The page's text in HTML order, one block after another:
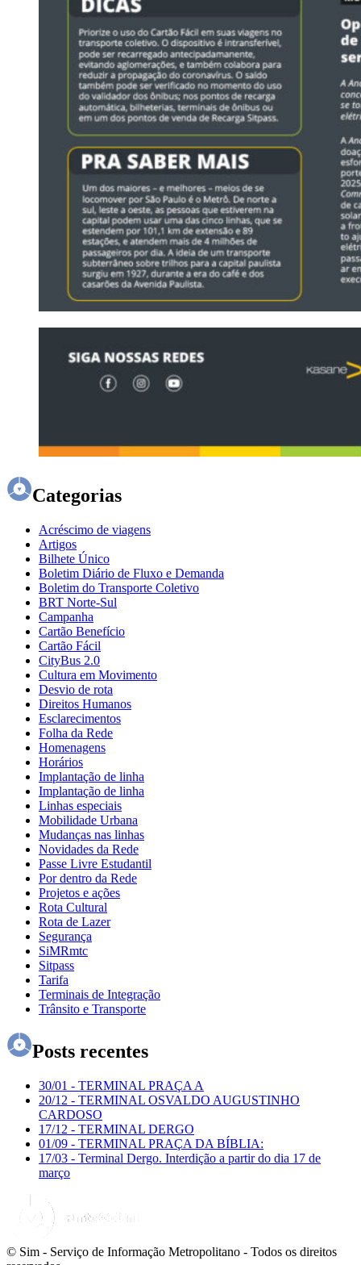
Categorias
Acréscimo de viagens
Artigos
Bilhete Único
Boletim Diário de Fluxo e Demanda
Boletim do Transporte Coletivo
BRT Norte-Sul
Campanha
Cartão Benefício
Cartão Fácil
CityBus 2.0
Cultura em Movimento
Desvio de rota
Direitos Humanos
Esclarecimentos
Folha da Rede
Homenagens
Horários
Implantação de linha
Implantação de linha
Linhas especiais
Mobilidade Urbana
Mudanças nas linhas
Novidades da Rede
Passe Livre Estudantil
Por dentro da Rede
Projetos e ações
Rota Cultural
Rota de Lazer
Segurança
SiMRmtc
Sitpass
Tarifa
Terminais de Integração
Trânsito e Transporte
Posts recentes
30/01 - TERMINAL PRAÇA A
20/12 - TERMINAL OSVALDO AUGUSTINHO
CARDOSO
17/12 - TERMINAL DERGO
01/09 - TERMINAL PRAÇA DA BÍBLIA:
17/03 - Terminal Dergo. Interdição a partir do dia 17 de
março
© Sim - Serviço de Informação Metropolitano - Todos os direitos